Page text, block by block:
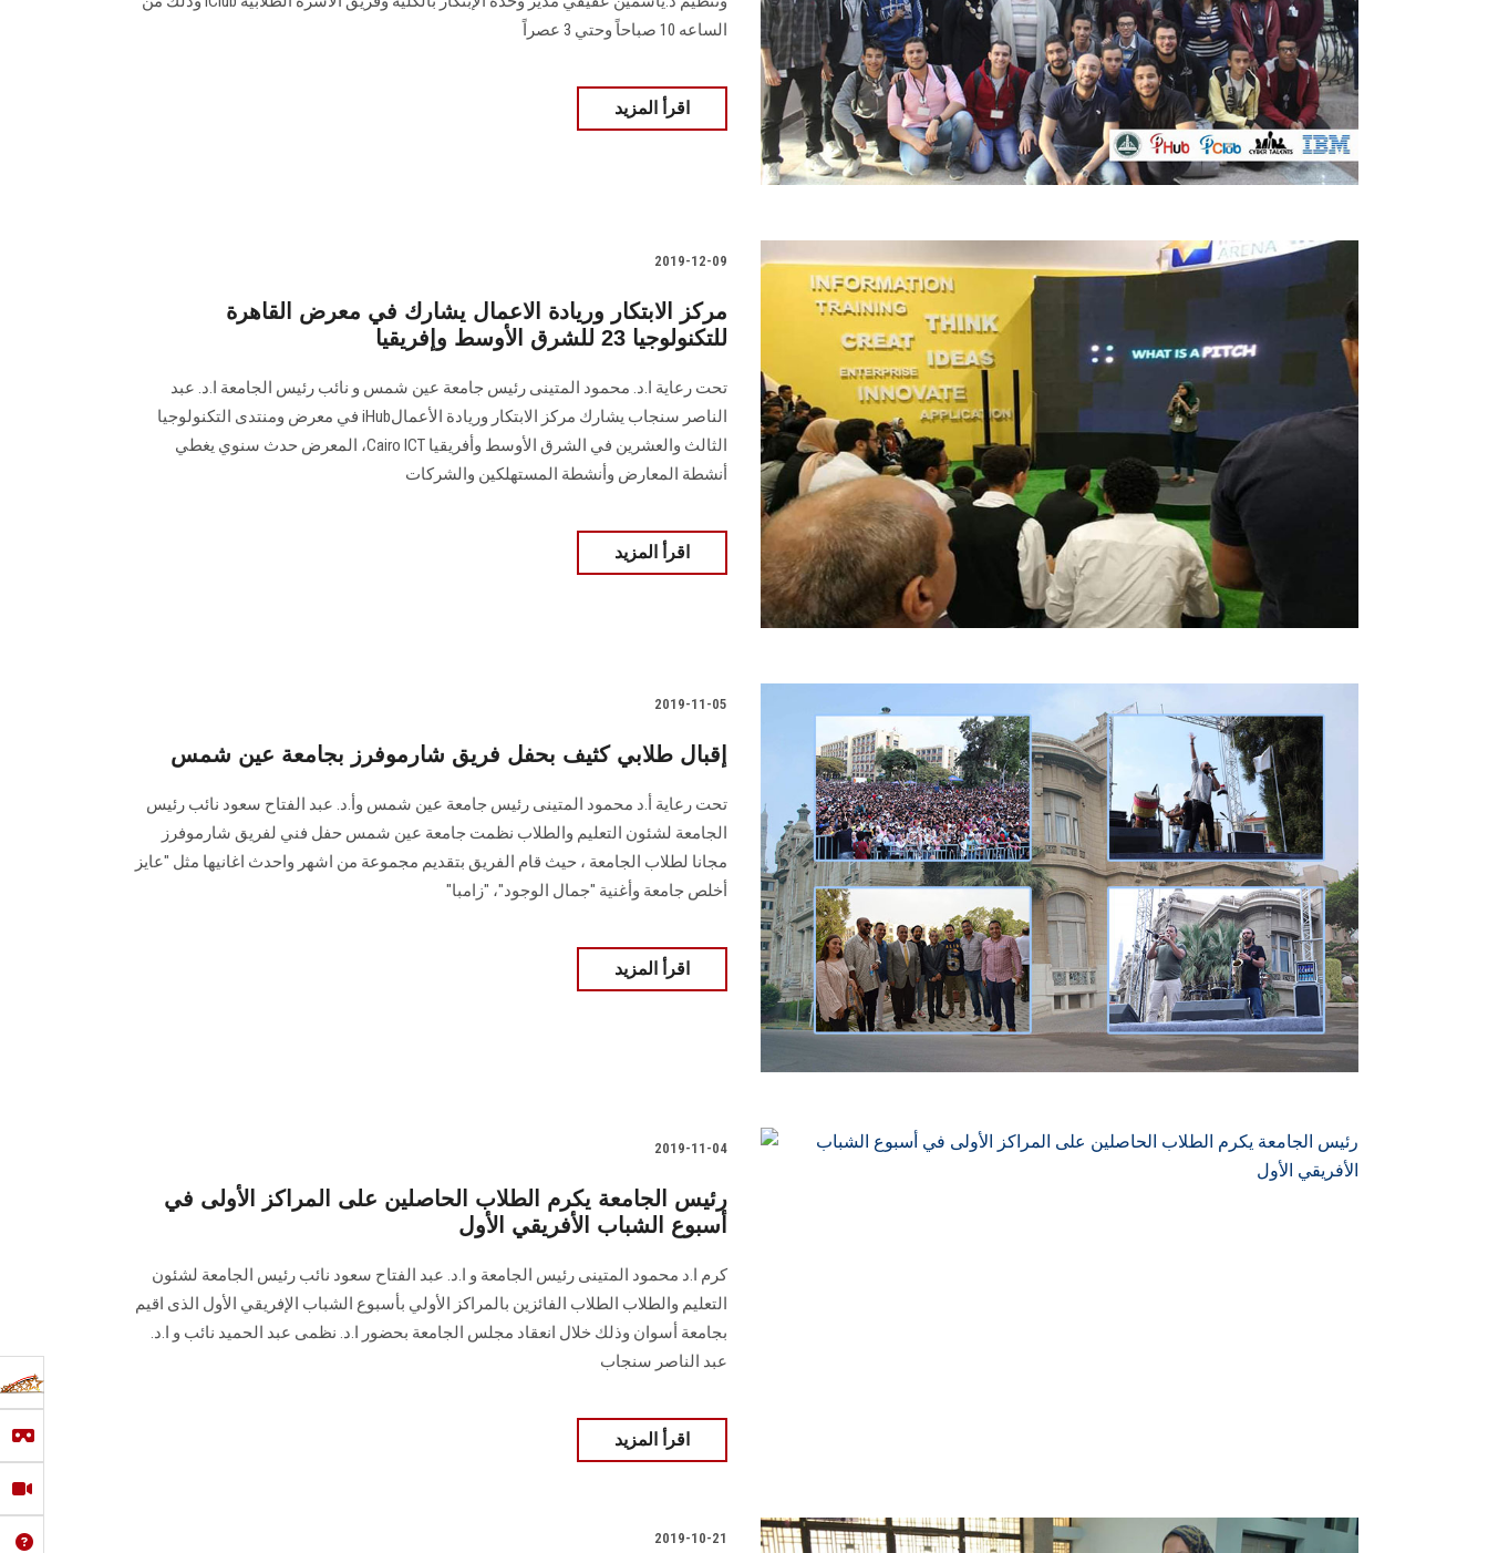
الساعه 10 صباحاً وحتي 3 عصراً
اقرأ المزيد
2019-12-09
مركز الابتكار وريادة الاعمال يشارك في معرض القاهرة
للتكنولوجيا 23 للشرق الأوسط وإفريقيا
تحت رعاية ا.د. محمود المتينى رئيس جامعة عين شمس و نائب رئيس الجامعة ا.د. عبد
الناصر سنجاب يشارك مركز الابتكار وريادة الأعمالiHub في معرض ومنتدى التكنولوجيا
الثالث والعشرين في الشرق الأوسط وأفريقيا Cairo ICT، المعرض حدث سنوي يغطي
أنشطة المعارض وأنشطة المستهلكين والشركات
اقرأ المزيد
2019-11-05
إقبال طلابي كثيف بحفل فريق شارموفرز بجامعة عين شمس
تحت رعاية أ.د محمود المتينى رئيس جامعة عين شمس وأ.د. عبد الفتاح سعود نائب رئيس
الجامعة لشئون التعليم والطلاب نظمت جامعة عين شمس حفل فني لفريق شارموفرز
مجانا لطلاب الجامعة ، حيث قام الفريق بتقديم مجموعة من اشهر واحدث اغانيها مثل "عايز
أخلص جامعة وأغنية "جمال الوجود"، "زامبا"
اقرأ المزيد
2019-11-04
رئيس الجامعة يكرم الطلاب الحاصلين على المراكز الأولى في
أسبوع الشباب الأفريقي الأول
كرم ا.د محمود المتينى رئيس الجامعة و ا.د. عبد الفتاح سعود نائب رئيس الجامعة لشئون
التعليم والطلاب الطلاب الفائزين بالمراكز الأولي بأسبوع الشباب الإفريقي الأول الذى اقيم
بجامعة أسوان وذلك خلال انعقاد مجلس الجامعة بحضور ا.د. نظمى عبد الحميد نائب و ا.د.
عبد الناصر سنجاب
اقرأ المزيد
2019-10-21